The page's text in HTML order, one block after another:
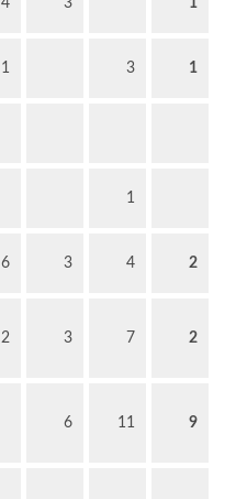
4 3 1
1 3 1
1
6 3 4 2
2 3 7 2
6 11 9